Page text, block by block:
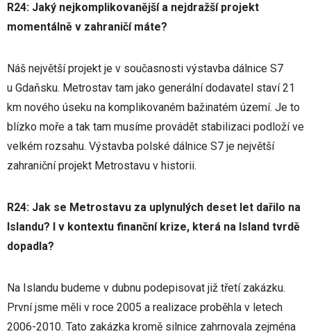
R24: Jaký nejkomplikovanější a nejdražší projekt
momentálně v zahraničí máte?
Náš největší projekt je v současnosti výstavba dálnice S7
u Gdaňsku. Metrostav tam jako generální dodavatel staví 21
km nového úseku na komplikovaném bažinatém území. Je to
blízko moře a tak tam musíme provádět stabilizaci podloží ve
velkém rozsahu. Výstavba polské dálnice S7 je největší
zahraniční projekt Metrostavu v historii.
R24: Jak se Metrostavu za uplynulých deset let dařilo na
Islandu? I v kontextu finanční krize, která na Island tvrdě
dopadla?
Na Islandu budeme v dubnu podepisovat již třetí zakázku.
První jsme měli v roce 2005 a realizace proběhla v letech
2006-2010. Tato zakázka kromě silnice zahrnovala zejména